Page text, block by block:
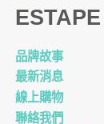
品牌故事
最新消息
線上購物
聯絡我們